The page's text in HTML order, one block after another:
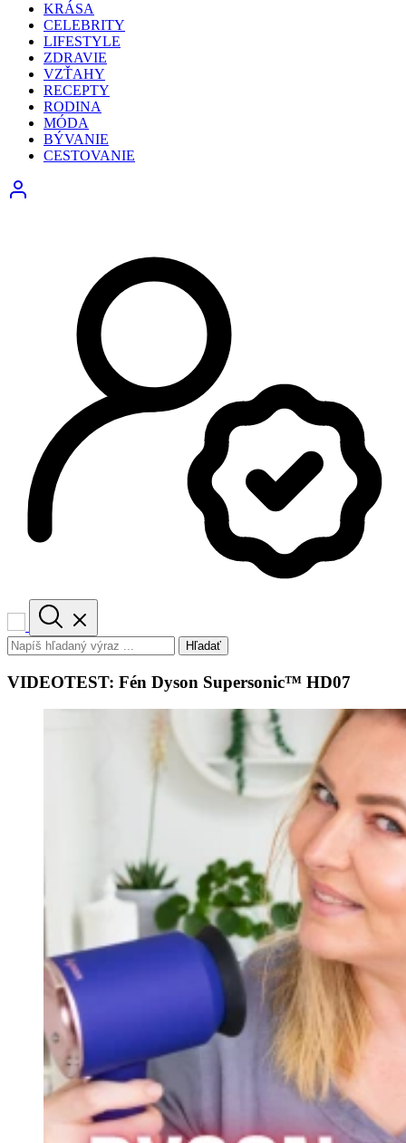
KRÁSA
CELEBRITY
LIFESTYLE
ZDRAVIE
VZŤAHY
RECEPTY
RODINA
MÓDA
BÝVANIE
CESTOVANIE
Hľadať
VIDEOTEST: Fén Dyson Supersonic™ HD07